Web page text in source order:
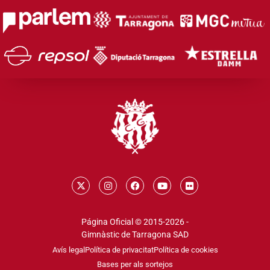
Página Oficial © 2015-2026 -
Gimnàstic de Tarragona SAD
Avís legal Política de privacitatPolítica de cookies
Bases per als sortejos